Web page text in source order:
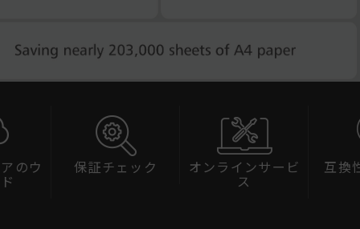
のウ
保証チェック
オンラインサービ
ス
互換